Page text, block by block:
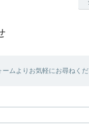
ムよりお気軽にお尋ねくだ